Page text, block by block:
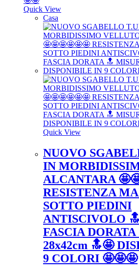
Quick View
Casa
Quick View
NUOVO
IN
ALCANTARA
RESISTENZA
SOTTO PIEDINI
ANTISCIVOLO
FASCIA
28x42cm 🔝🤩
9 COLORI 🤩🤩🤩